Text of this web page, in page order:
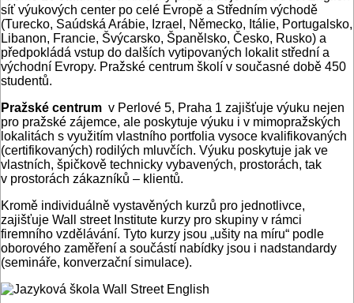
síť výukových center po celé Evropě a Středním východě
(Turecko, Saúdská Arábie, Izrael, Německo, Itálie, Portugalsko,
Libanon, Francie, Švýcarsko, Španělsko, Česko, Rusko) a
předpokládá vstup do dalších vytipovaných lokalit střední a
východní Evropy. Pražské centrum školí v současné době 450
studentů.
Pražské centrum v Perlové 5, Praha 1 zajišťuje výuku nejen
pro pražské zájemce, ale poskytuje výuku i v mimopražských
lokalitách s využitím vlastního portfolia vysoce kvalifikovaných
(certifikovaných) rodilých mluvčích. Výuku poskytuje jak ve
vlastních, špičkově technicky vybavených, prostorách, tak
v prostorách zákazníků – klientů.
Kromě individuálně vystavěných kurzů pro jednotlivce,
zajišťuje Wall street Institute kurzy pro skupiny v rámci
firemního vzdělávání. Tyto kurzy jsou „ušity na míru“ podle
oborového zaměření a součástí nabídky jsou i nadstandardy
(semináře, konverzační simulace).